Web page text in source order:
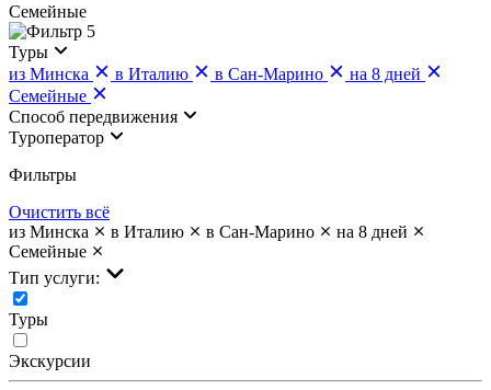
Семейные
5
Туры
из Минска
в Италию в Сан-Марино
на 8 дней
Семейные
Cпособ передвижения
Туроператор
Фильтры
Очистить всё
из Минска
в Италию в Сан-Марино
на 8 дней
Семейные
Тип услуги:
Туры
Экскурсии